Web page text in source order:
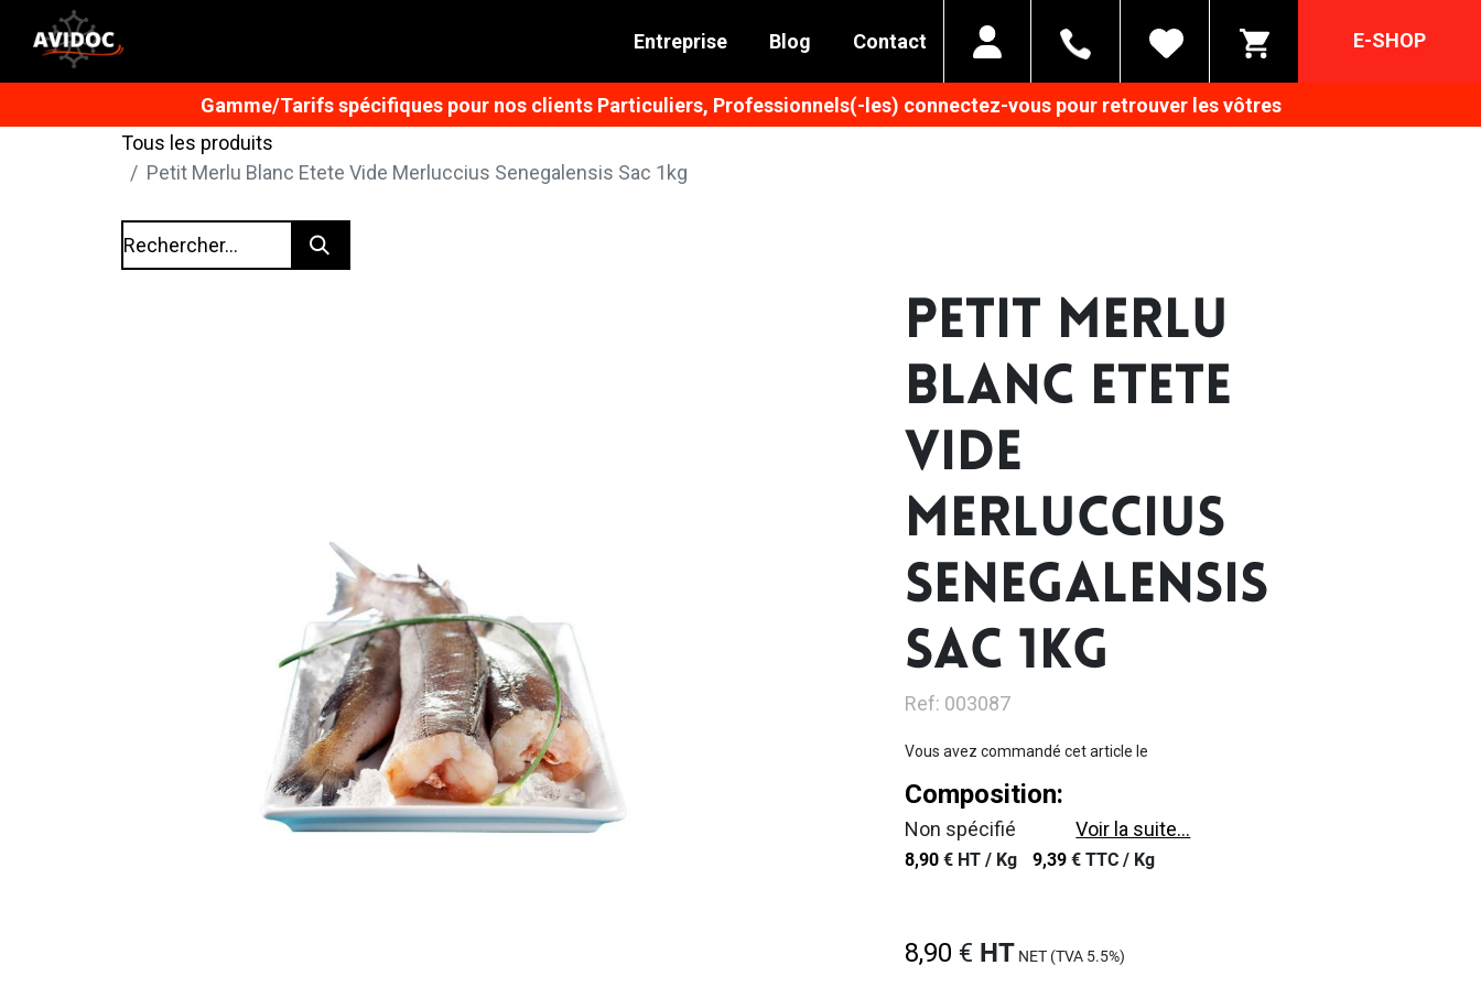
Entreprise Blog Contact E-SHOP
Gamme/Tarifs spécifiques pour nos clients Particuliers, Professionnels(-les) connectez-vous pour retrouver les vôtres
Tous les produits
Petit Merlu Blanc Etete Vide Merluccius Senegalensis Sac 1kg
PETIT MERLU
BLANC ETETE
VIDE
MERLUCCIUS
SENEGALENSIS
SAC 1KG
Ref: 003087
Vous avez commandé cet article le
Composition:
Non spécifié Voir la suite...
8,90 € HT / Kg 9,39 € TTC / Kg
8,90 € HT NET (TVA 5.5%)